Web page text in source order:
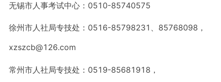
无锡市人事考试中心：0510-85740575
徐州市人社局专技处：0516-85798231、85768098，
xzszcb@126.com
常州市人社局专技处：0519-85681918，